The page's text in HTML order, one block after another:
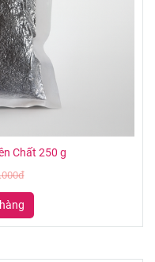
Chất 250 g